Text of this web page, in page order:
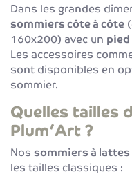
Dans les grandes
sommiers côte à côte
160x200) avec un
Les accessoires
sont disponibles en
sommier.
Quelles tailles
Plum’Art ?
Nos sommiers à lattes
les tailles classiques :